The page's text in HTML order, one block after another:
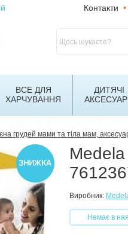
Контакти •
ВСЕ ДЛЯ
ХАРЧУВАННЯ
ДИТЯЧІ
грудей мами та тіла мам,
Виробник:
Немає в